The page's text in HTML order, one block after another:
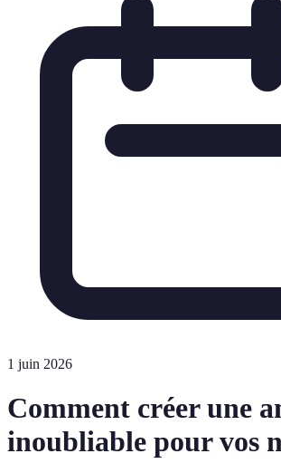
1 juin 2026
Comment créer une
inoubliable pour vos